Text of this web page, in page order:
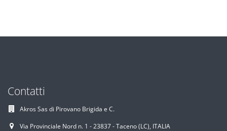
Contatti
Akros Sas di Pirovano Brigida e C.
Via Provinciale Nord n. 1 - 23837 - Taceno (LC), ITALIA